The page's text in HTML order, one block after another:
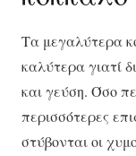
Τα μεγαλύτερα
καλύτερα γιατί
και γεύση. Όσο
περισσότερες
στύβονται οι